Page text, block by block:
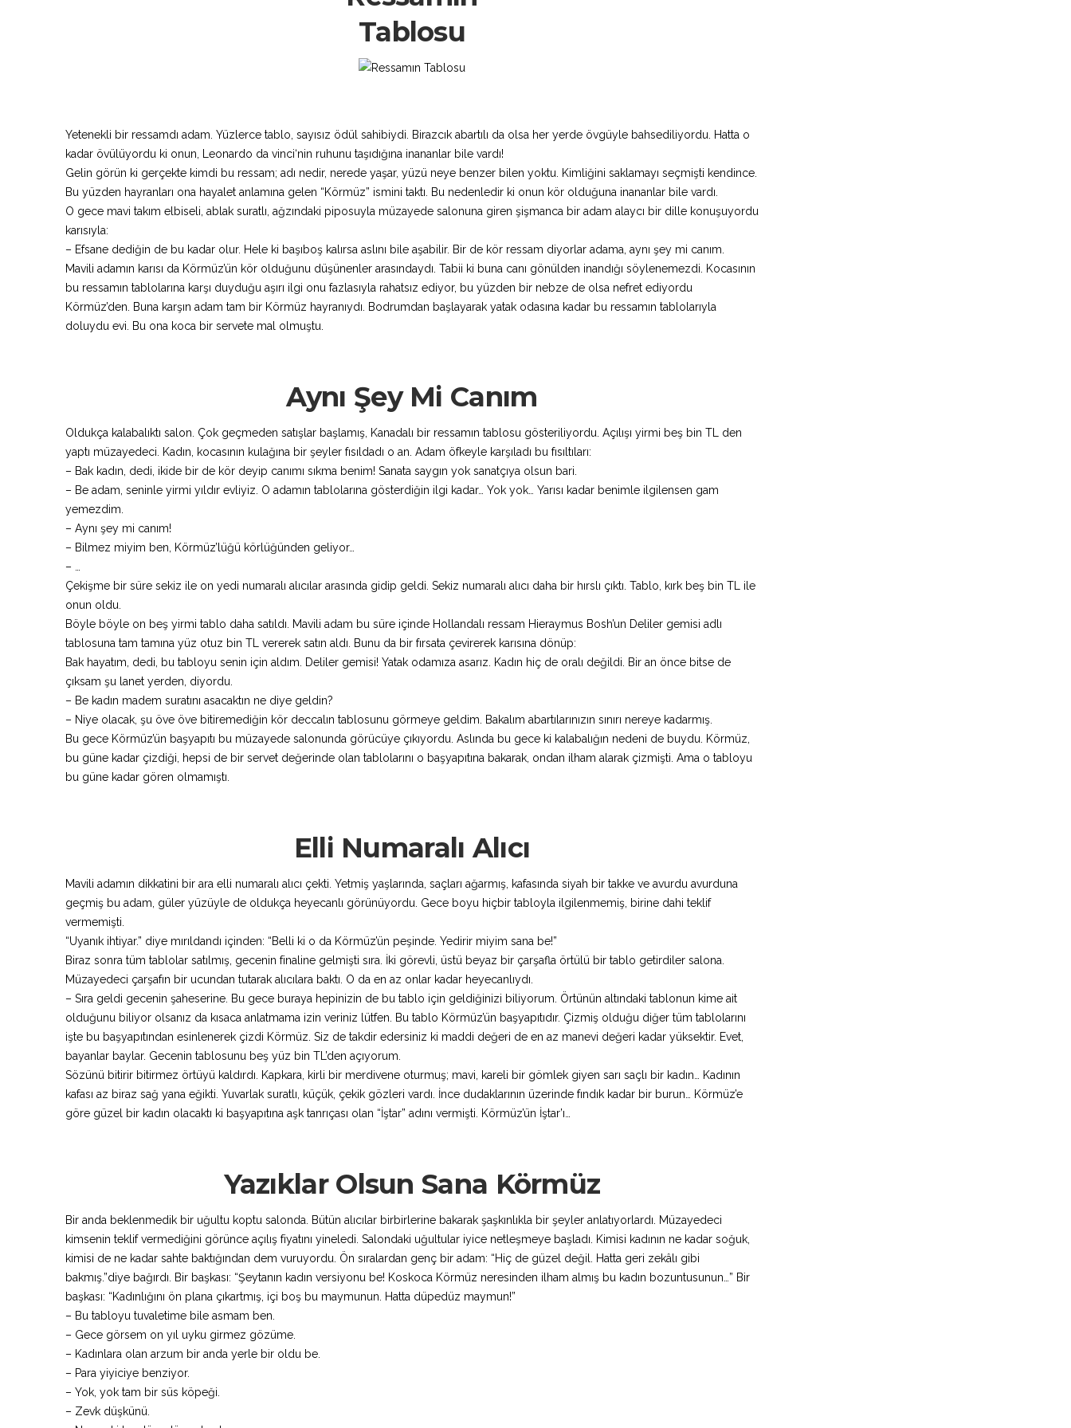
Tablosu
Yetenekli bir ressamdı adam. Yüzlerce tablo, sayısız ödül sahibiydi. Birazcık abartılı da olsa her yerde övgüyle bahsediliyordu. Hatta o
kadar övülüyordu ki onun, Leonardo da vinci‘nin ruhunu taşıdığına inananlar bile vardı!
Gelin görün ki gerçekte kimdi bu ressam; adı nedir, nerede yaşar, yüzü neye benzer bilen yoktu. Kimliğini saklamayı seçmişti kendince.
Bu yüzden hayranları ona hayalet anlamına gelen “Körmüz” ismini taktı. Bu nedenledir ki onun kör olduğuna inananlar bile vardı.
O gece mavi takım elbiseli, ablak suratlı, ağzındaki piposuyla müzayede salonuna giren şişmanca bir adam alaycı bir dille konuşuyordu
karısıyla:
– Efsane dediğin de bu kadar olur. Hele ki başıboş kalırsa aslını bile aşabilir. Bir de kör ressam diyorlar adama, aynı şey mi canım.
Mavili adamın karısı da Körmüz’ün kör olduğunu düşünenler arasındaydı. Tabii ki buna canı gönülden inandığı söylenemezdi. Kocasının
bu ressamın tablolarına karşı duyduğu aşırı ilgi onu fazlasıyla rahatsız ediyor, bu yüzden bir nebze de olsa nefret ediyordu
Körmüz’den. Buna karşın adam tam bir Körmüz hayranıydı. Bodrumdan başlayarak yatak odasına kadar bu ressamın tablolarıyla
doluydu evi. Bu ona koca bir servete mal olmuştu.
Aynı Şey Mi Canım
Oldukça kalabalıktı salon. Çok geçmeden satışlar başlamış, Kanadalı bir ressamın tablosu gösteriliyordu. Açılışı yirmi beş bin TL den
yaptı müzayedeci. Kadın, kocasının kulağına bir şeyler fısıldadı o an. Adam öfkeyle karşıladı bu fısıltıları:
– Bak kadın, dedi, ikide bir de kör deyip canımı sıkma benim! Sanata saygın yok sanatçıya olsun bari.
– Be adam, seninle yirmi yıldır evliyiz. O adamın tablolarına gösterdiğin ilgi kadar… Yok yok… Yarısı kadar benimle ilgilensen gam
yemezdim.
– Aynı şey mi canım!
– Bilmez miyim ben, Körmüz’lüğü körlüğünden geliyor…
– …
Çekişme bir süre sekiz ile on yedi numaralı alıcılar arasında gidip geldi. Sekiz numaralı alıcı daha bir hırslı çıktı. Tablo, kırk beş bin TL ile
onun oldu.
Böyle böyle on beş yirmi tablo daha satıldı. Mavili adam bu süre içinde Hollandalı ressam Hieraymus Bosh’un Deliler gemisi adlı
tablosuna tam tamına yüz otuz bin TL vererek satın aldı. Bunu da bir fırsata çevirerek karısına dönüp:
Bak hayatım, dedi, bu tabloyu senin için aldım. Deliler gemisi! Yatak odamıza asarız. Kadın hiç de oralı değildi. Bir an önce bitse de
çıksam şu lanet yerden, diyordu.
– Be kadın madem suratını asacaktın ne diye geldin?
– Niye olacak, şu öve öve bitiremediğin kör deccalın tablosunu görmeye geldim. Bakalım abartılarınızın sınırı nereye kadarmış.
Bu gece Körmüz’ün başyapıtı bu müzayede salonunda görücüye çıkıyordu. Aslında bu gece ki kalabalığın nedeni de buydu. Körmüz,
bu güne kadar çizdiği, hepsi de bir servet değerinde olan tablolarını o başyapıtına bakarak, ondan ilham alarak çizmişti. Ama o tabloyu
bu güne kadar gören olmamıştı.
Elli Numaralı Alıcı
Mavili adamın dikkatini bir ara elli numaralı alıcı çekti. Yetmiş yaşlarında, saçları ağarmış, kafasında siyah bir takke ve avurdu avurduna
geçmiş bu adam, güler yüzüyle de oldukça heyecanlı görünüyordu. Gece boyu hiçbir tabloyla ilgilenmemiş, birine dahi teklif
vermemişti.
“Uyanık ihtiyar.” diye mırıldandı içinden: “Belli ki o da Körmüz’ün peşinde. Yedirir miyim sana be!”
Biraz sonra tüm tablolar satılmış, gecenin finaline gelmişti sıra. İki görevli, üstü beyaz bir çarşafla örtülü bir tablo getirdiler salona.
Müzayedeci çarşafın bir ucundan tutarak alıcılara baktı. O da en az onlar kadar heyecanlıydı.
– Sıra geldi gecenin şaheserine. Bu gece buraya hepinizin de bu tablo için geldiğinizi biliyorum. Örtünün altındaki tablonun kime ait
olduğunu biliyor olsanız da kısaca anlatmama izin veriniz lütfen. Bu tablo Körmüz’ün başyapıtıdır. Çizmiş olduğu diğer tüm tablolarını
işte bu başyapıtından esinlenerek çizdi Körmüz. Siz de takdir edersiniz ki maddi değeri de en az manevi değeri kadar yüksektir. Evet,
bayanlar baylar. Gecenin tablosunu beş yüz bin TL’den açıyorum.
Sözünü bitirir bitirmez örtüyü kaldırdı. Kapkara, kirli bir merdivene oturmuş; mavi, kareli bir gömlek giyen sarı saçlı bir kadın… Kadının
kafası az biraz sağ yana eğikti. Yuvarlak suratlı, küçük, çekik gözleri vardı. İnce dudaklarının üzerinde fındık kadar bir burun… Körmüz’e
göre güzel bir kadın olacaktı ki başyapıtına aşk tanrıçası olan “İştar” adını vermişti. Körmüz’ün İştar’ı…
Yazıklar Olsun Sana Körmüz
Bir anda beklenmedik bir uğultu koptu salonda. Bütün alıcılar birbirlerine bakarak şaşkınlıkla bir şeyler anlatıyorlardı. Müzayedeci
kimsenin teklif vermediğini görünce açılış fiyatını yineledi. Salondaki uğultular iyice netleşmeye başladı. Kimisi kadının ne kadar soğuk,
kimisi de ne kadar sahte baktığından dem vuruyordu. Ön sıralardan genç bir adam: “Hiç de güzel değil. Hatta geri zekâlı gibi
bakmış.”diye bağırdı. Bir başkası: “Şeytanın kadın versiyonu be! Koskoca Körmüz neresinden ilham almış bu kadın bozuntusunun…” Bir
başkası: “Kadınlığını ön plana çıkartmış, içi boş bu maymunun. Hatta düpedüz maymun!”
– Bu tabloyu tuvaletime bile asmam ben.
– Gece görsem on yıl uyku girmez gözüme.
– Kadınlara olan arzum bir anda yerle bir oldu be.
– Para yiyiciye benziyor.
– Yok, yok tam bir süs köpeği.
– Zevk düşkünü.